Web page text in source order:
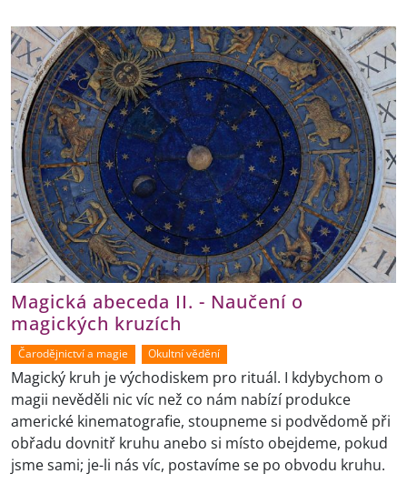
Magická abeceda II. - Naučení o
magických kruzích
Čarodějnictví a magie Okultní vědění
Magický kruh je východiskem pro rituál. I kdybychom o
magii nevěděli nic víc než co nám nabízí produkce
americké kinematografie, stoupneme si podvědomě při
obřadu dovnitř kruhu anebo si místo obejdeme, pokud
jsme sami; je-li nás víc, postavíme se po obvodu kruhu.